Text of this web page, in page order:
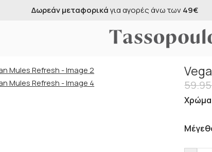
Δωρεάν αντικαταβολήγια αγορές άνω των100€
Χρώμα